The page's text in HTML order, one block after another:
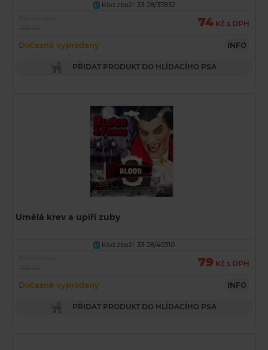
U Kód zboží: 33-28/37832
74 Kč s DPH
Dočasně vyprodaný INFO
PŘIDAT PRODUKT DO HLÍDACÍHO PSA
Umělá krev a upíří zuby
U
Kód zboží: 33-28/40310
79 Kč s DPH
Dočasně vyprodaný INFO
PŘIDAT PRODUKT DO HLÍDACÍHO PSA